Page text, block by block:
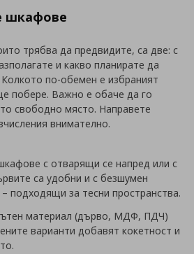
шкафове
трябва да предвидите, са две: с
и какво планирате да
по-обемен е избраният
побере. Важно е обаче да го
свободно място. Направете
внимателно.
с отварящи се напред или с
са удобни и с безшумен
подходящи за тесни пространства.
материал (дърво, МДФ, ПДЧ)
варианти добавят кокетност и